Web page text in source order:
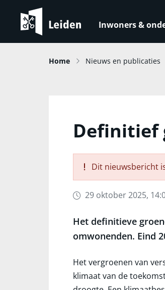
Inwoners &
Home Nieuws en publicaties
Definitief
Dit nieuwsbericht
29 oktober 2025,
Het definitieve
omwonenden. Eind
Het vergroenen van
klimaat van de